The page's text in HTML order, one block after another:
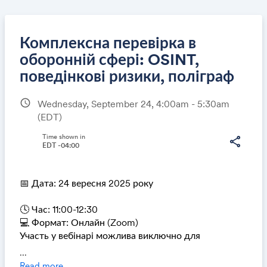
Комплексна перевірка в
оборонній сфері: OSINT,
поведінкові ризики, поліграф
schedule
Wednesday, September 24, 4:00am - 5:30am
(EDT)
share
Time shown in
EDT -04:00
📅 Дата: 24 вересня 2025 року
🕓 Час: 11:00-12:30
💻 Формат: Онлайн (Zoom)
Участь у вебінарі можлива виключно для
належать до оборонної сфери. Доступ до Zoom-
...
Share
Link: